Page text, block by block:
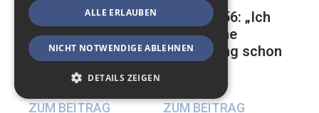
Auf der ewigen
Suche nach einer
glücklichen
Beziehung
23. Mai 2024
ZUM BEITRAG
Mathias, 56: „Ich
habe meine
Beerdigung schon
ZUM BEITRAG
ALLE ERLAUBEN
NICHT NOTWENDIGE ABLEHNEN
DETAILS ZEIGEN